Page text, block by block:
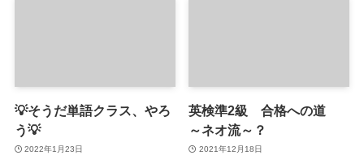
💡そうだ単語クラス、やろ
う💡
2022年1月23日
英検準2級 合格への道
～ネオ流～？
2021年12月18日